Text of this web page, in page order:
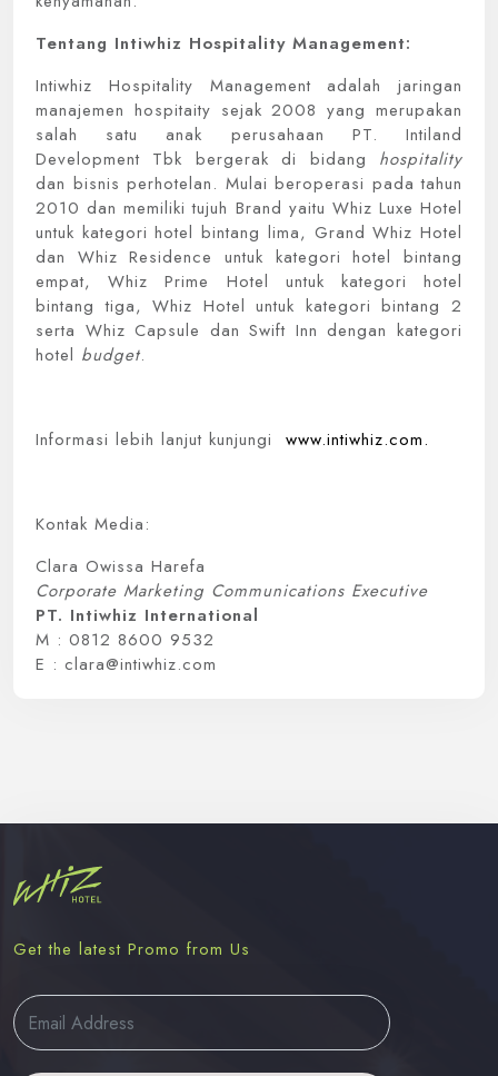
Tentang Intiwhiz Hospitality Management:
Intiwhiz Hospitality Management adalah jaringan
manajemen hospitaity sejak 2008 yang merupakan
salah satu anak perusahaan PT. Intiland
Development Tbk bergerak di bidang hospitality
dan bisnis perhotelan. Mulai beroperasi pada tahun
2010 dan memiliki tujuh Brand yaitu Whiz Luxe Hotel
untuk kategori hotel bintang lima, Grand Whiz Hotel
dan Whiz Residence untuk kategori hotel bintang
empat, Whiz Prime Hotel untuk kategori hotel
bintang tiga, Whiz Hotel untuk kategori bintang 2
serta Whiz Capsule dan Swift Inn dengan kategori
hotel budget.
Informasi lebih lanjut kunjungi www.intiwhiz.com.
Kontak Media:
Clara Owissa Harefa
Corporate Marketing Communications Executive
PT. Intiwhiz International
M : 0812 8600 9532
E : clara@intiwhiz.com
Get the latest Promo from Us